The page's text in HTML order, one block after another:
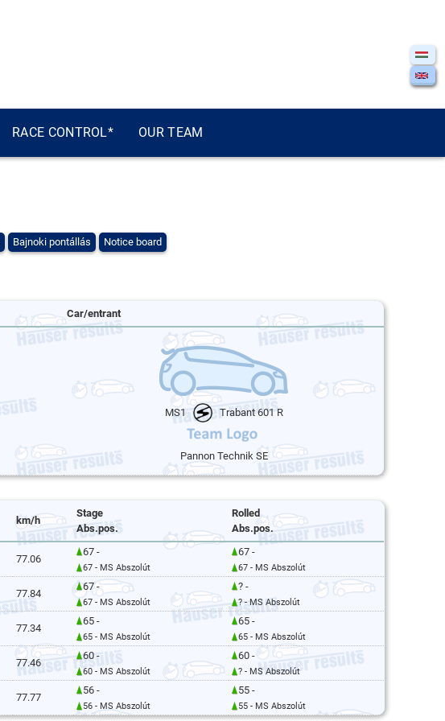
RACE CONTROL* OUR TEAM
Bajnoki pontállás Notice board
Car/entrant
MS1 Trabant 601 R
Pannon Technik SE
km/h
Stage
Abs.pos.
Rolled
Abs.pos.
77.06
67 -
67 - MS Abszolút
67 -
67 - MS Abszolút
77.84
67 -
67 - MS Abszolút
? -
? - MS Abszolút
77.34
65 -
65 - MS Abszolút
65 -
65 - MS Abszolút
77.46
60 -
60 - MS Abszolút
60 -
? - MS Abszolút
77.77
56 -
56 - MS Abszolút
55 -
55 - MS Abszolút